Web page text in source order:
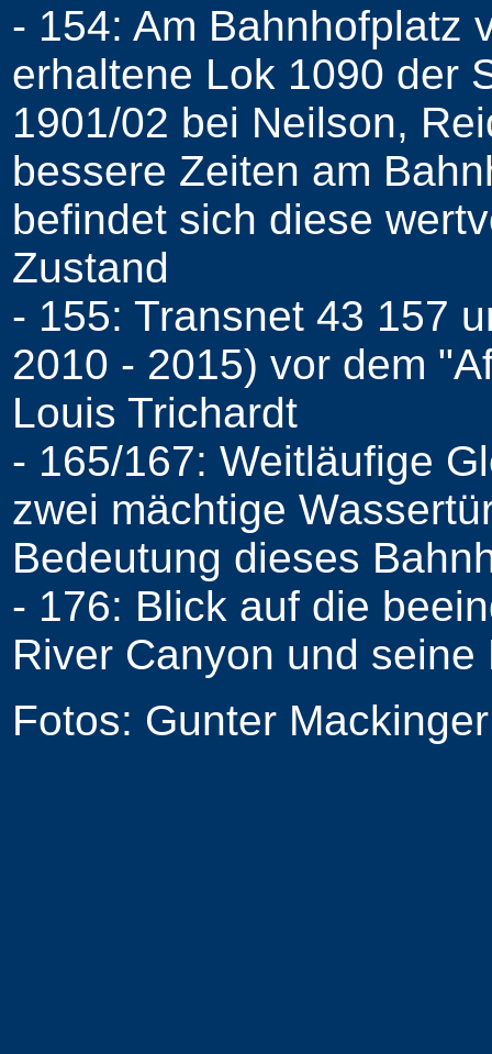
- 154: Am Bahnhofplatz
erhaltene Lok 1090 der
1901/02 bei Neilson,
bessere Zeiten am
befindet sich diese
Zustand
- 155: Transnet 43 157
2010 - 2015) vor dem
Louis Trichardt
- 165/167: Weitläufige
zwei mächtige
Bedeutung dieses
- 176: Blick auf die
River Canyon und seine
Fotos: Gunter